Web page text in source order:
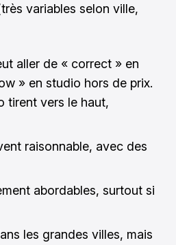
variables selon ville,
aller de « correct » en
» en studio hors de prix.
tirent vers le haut,
raisonnable, avec des
abordables, surtout si
les grandes villes, mais